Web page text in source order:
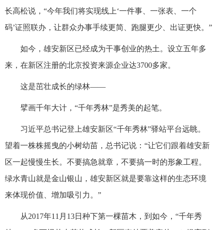
长高松说，“今年我们将实现线上‘一件事、一张表、一个
码’证照联办，让群众办事手续更简、跑腿更少、出证更快。”
如今，雄安新区已经成为干事创业的热土。设立五年多
来，在新区注册的北京投资来源企业达3700多家。
这是茁壮成长的绿林——
擘画千年大计，“千年秀林”是秀美的起笔。
习近平总书记登上雄安新区“千年秀林”驿站平台远眺。
望着一株株摇曳的小树幼苗，总书记说：“让它们跟着雄安新
区一起慢慢生长。不要搞急就章，不要搞一时的形象工程。
绿水青山就是金山银山，雄安新区就是要靠这样的生态环境
来体现价值、增加吸引力。”
从2017年11月13日种下第一棵苗木，到如今，“千年秀